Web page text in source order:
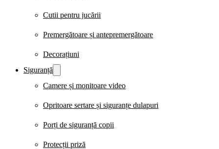
Cutii pentru jucării
Premergătoare și antepremergătoare
Decorațiuni
Siguranță
Camere și monitoare video
Opritoare sertare și siguranțe dulapuri
Porți de siguranță copii
Protecții priză